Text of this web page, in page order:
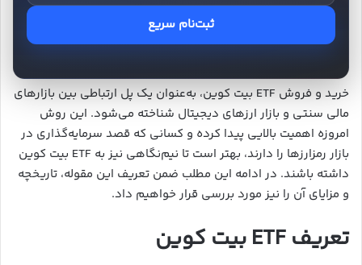
ثبت‌نام سریع
خرید و فروش ETF بیت کوین، به‌عنوان یک پل ارتباطی بین بازارهای
مالی سنتی و بازار ارزهای دیجیتال شناخته می‌شود. این روش
امروزه اهمیت بالایی پیدا کرده و کسانی که قصد سرمایه‌گذاری در
بازار رمزارزها را دارند، بهتر است تا نیم‌نگاهی نیز به ETF بیت کوین
داشته باشند. در ادامه این مطلب ضمن تعریف این مقوله، تاریخچه
و مزایای آن را نیز مورد بررسی قرار خواهیم داد.
تعریف ETF بیت کوین